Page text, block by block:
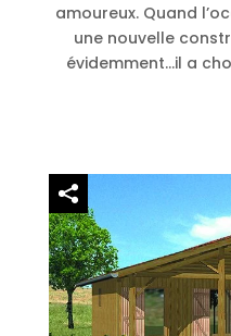
amoureux. Quand
une nouvelle
évidemment…il a